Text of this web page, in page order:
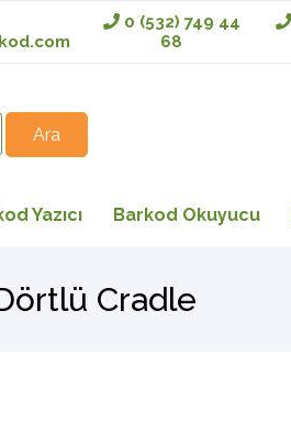
0 (532) 749 44
68
Yazıcı Barkod Okuyucu
Cradle